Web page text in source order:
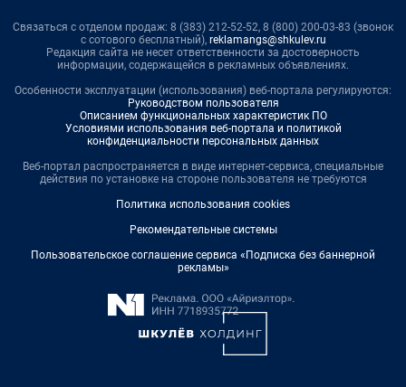
Связаться с отделом продаж: 8 (383) 212-52-52, 8 (800) 200-03-83 (звонок
с сотового бесплатный), reklamangs@shkulev.ru
Редакция сайта не несет ответственности за достоверность
информации, содержащейся в рекламных объявлениях.
Особенности эксплуатации (использования) веб-портала регулируются:
Руководством пользователя
Описанием функциональных характеристик ПО
Условиями использования веб-портала и политикой
конфиденциальности персональных данных
Веб-портал распространяется в виде интернет-сервиса, специальные
действия по установке на стороне пользователя не требуются
Политика использования cookies
Рекомендательные системы
Пользовательское соглашение сервиса «Подписка без баннерной
рекламы»